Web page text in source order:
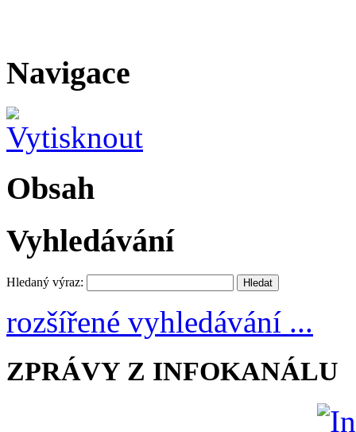
Navigace
Obsah
Vyhledávání
Hledaný výraz:
rozšířené vyhledávání ...
ZPRÁVY Z INFOKANÁLU